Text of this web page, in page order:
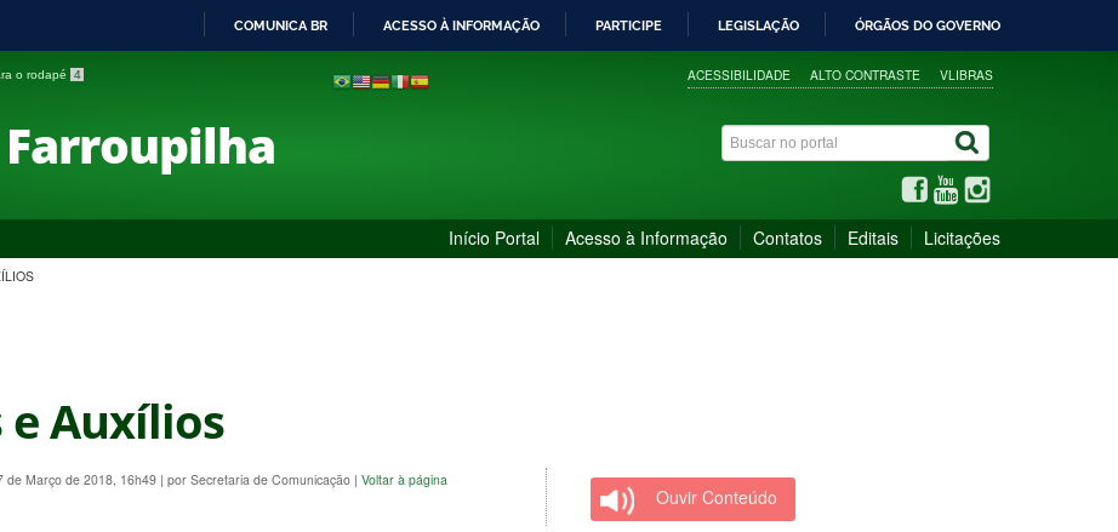
PARA
COMUNICA BR ACESSO À INFORMAÇÃO PARTICIPE LEGISLAÇÃO ÓRGÃOS DO GOVERNO
o rodapé 4 ACESSIBILIDADE ALTO CONTRASTE VLIBRAS
Início Portal Acesso à Informação Contatos Editais Licitações
e Auxílios
de Março de 2018, 16h49 | por Secretaria de Comunicação | Voltar à página
Ouvir Conteúdo